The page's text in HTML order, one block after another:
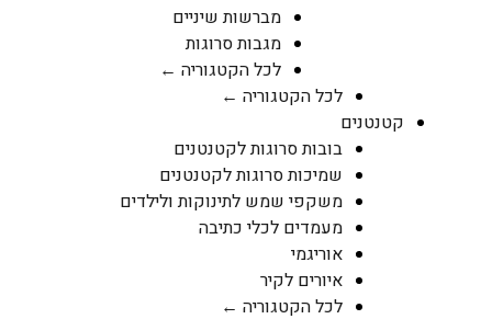
מברשות שיניים
מגבות סרוגות
לכל הקטגוריה ←
לכל הקטגוריה ←
קטנטנים
בובות סרוגות לקטנטנים
שמיכות סרוגות לקטנטנים
משקפי שמש לתינוקות ולילדים
מעמדים לכלי כתיבה
אוריגמי
איורים לקיר
לכל הקטגוריה ←